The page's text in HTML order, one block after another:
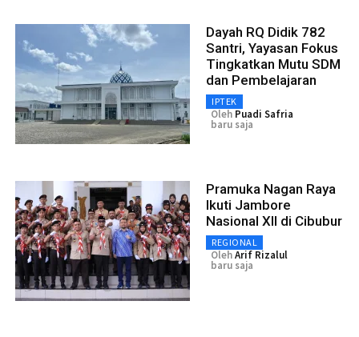
Dayah RQ Didik 782
Santri, Yayasan Fokus
Tingkatkan Mutu SDM
dan Pembelajaran
IPTEK
Oleh Puadi Safria
baru saja
Pramuka Nagan Raya
Ikuti Jambore
Nasional XII di Cibubur
REGIONAL
OlehArif Rizalul
baru saja